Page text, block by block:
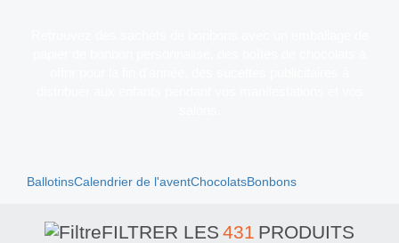
BallotinsCalendrier de l'aventChocolatsBonbons
FILTRER LES 431 PRODUITS